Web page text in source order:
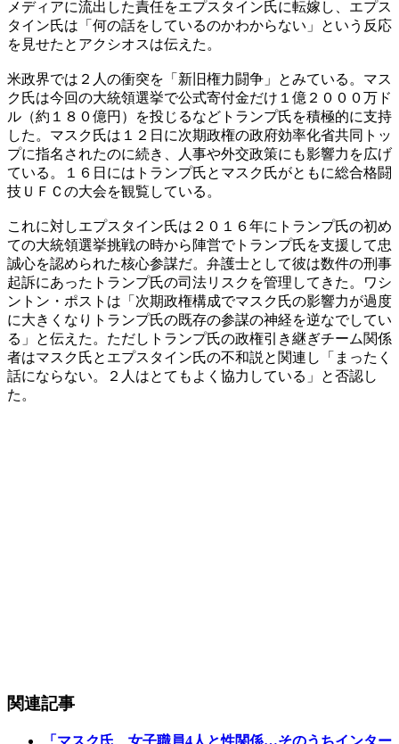
メディアに流出した責任をエプスタイン氏に転嫁し、エプス
タイン氏は「何の話をしているのかわからない」という反応
を見せたとアクシオスは伝えた。
米政界では２人の衝突を「新旧権力闘争」とみている。マス
ク氏は今回の大統領選挙で公式寄付金だけ１億２０００万ド
ル（約１８０億円）を投じるなどトランプ氏を積極的に支持
した。マスク氏は１２日に次期政権の政府効率化省共同トッ
プに指名されたのに続き、人事や外交政策にも影響力を広げ
ている。１６日にはトランプ氏とマスク氏がともに総合格闘
技ＵＦＣの大会を観覧している。
これに対しエプスタイン氏は２０１６年にトランプ氏の初め
ての大統領選挙挑戦の時から陣営でトランプ氏を支援して忠
誠心を認められた核心参謀だ。弁護士として彼は数件の刑事
起訴にあったトランプ氏の司法リスクを管理してきた。ワシ
ントン・ポストは「次期政権構成でマスク氏の影響力が過度
に大きくなりトランプ氏の既存の参謀の神経を逆なでしてい
る」と伝えた。ただしトランプ氏の政権引き継ぎチーム関係
者はマスク氏とエプスタイン氏の不和説と関連し「まったく
話にならない。２人はとてもよく協力している」と否認し
た。
関連記事
「マスク氏、女子職員4人と性関係…そのうちインター